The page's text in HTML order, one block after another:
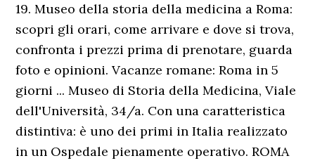
19. Museo della storia della medicina a Roma:
scopri gli orari, come arrivare e dove si trova,
confronta i prezzi prima di prenotare, guarda
foto e opinioni. Vacanze romane: Roma in 5
giorni ... Museo di Storia della Medicina, Viale
dell'Università, 34/a. Con una caratteristica
distintiva: è uno dei primi in Italia realizzato
in un Ospedale pienamente operativo. ROMA